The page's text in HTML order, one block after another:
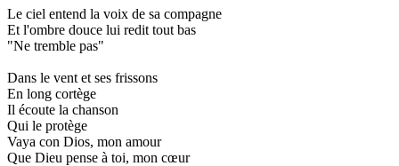
Le ciel entend la voix de sa compagne
Et l'ombre douce lui redit tout bas
"Ne tremble pas"
Dans le vent et ses frissons
En long cortège
Il écoute la chanson
Qui le protège
Vaya con Dios, mon amour
Que Dieu pense à toi, mon cœur